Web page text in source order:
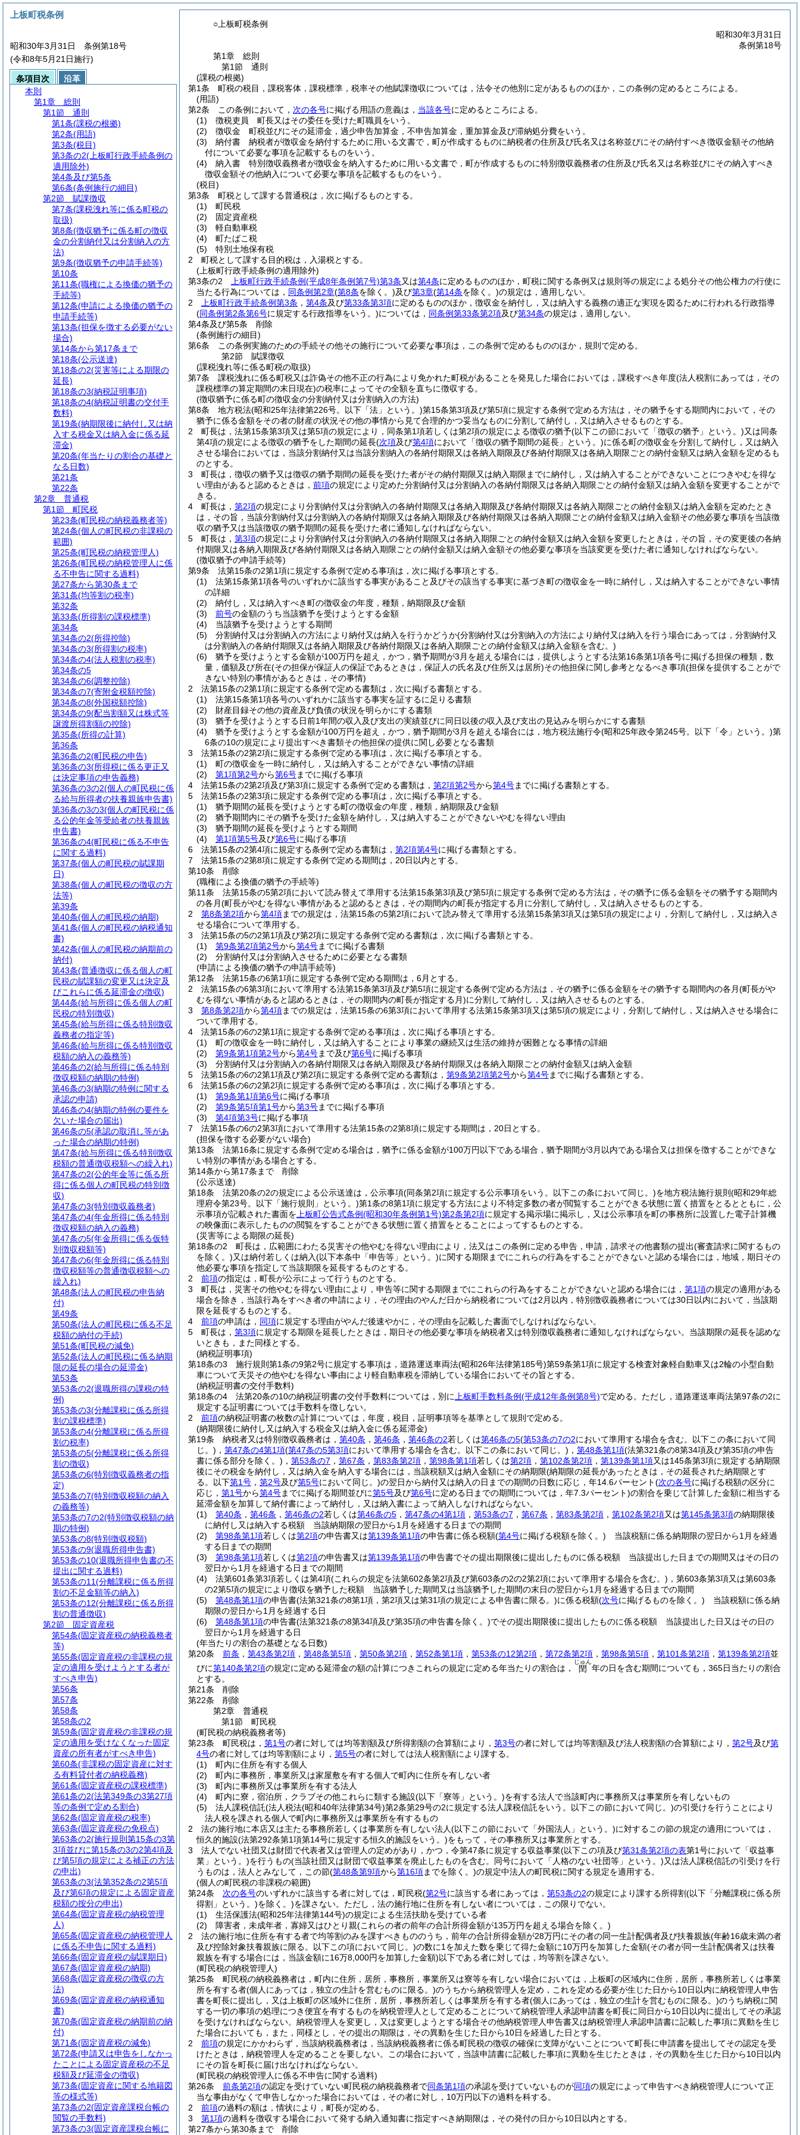
○上板町税条例
昭和30年3月31日
条例第18号
第1章
総則
第1節
通則
(課税の根拠)
第1条
町税の税目，課税客体，課税標準，税率その他賦課徴収については，法令その他別に定があるもののほか，この条例の定めるところによる。
(用語)
第2条
この条例において， 次の各号に掲げる用語の意義は， 当該各号に定めるところによる。
(1)
徴税吏員 町長又はその委任を受けた町職員をいう。
(2)
徴収金 町税並びにその延滞金，過少申告加算金，不申告加算金，重加算金及び滞納処分費をいう。
(3)
納付書 納税者が徴収金を納付するために用いる文書で，町が作成するものに納税者の住所及び氏名又は名称並びにその納付すべき徴収金額その他納
付について必要な事項を記載するものをいう。
(4)
納入書 特別徴収義務者が徴収金を納入するために用いる文書で，町が作成するものに特別徴収義務者の住所及び氏名又は名称並びにその納入すべき
徴収金額その他納入について必要な事項を記載するものをいう。
(税目)
第3条
町税として課する普通税は，次に掲げるものとする。
(1)
町民税
(2)
固定資産税
(3)
軽自動車税
(4)
町たばこ税
(5)
特別土地保有税
2
町税として課する目的税は，入湯税とする。
(上板町行政手続条例の適用除外)
第3条の2
上板町行政手続条例(平成8年条例第7号)第3条又は第4条に定めるもののほか，町税に関する条例又は規則等の規定による処分その他公権力の行使に
当たる行為については， 同条例第2章(第8条を除く。)及び第3章(第14条を除く。)の規定は，適用しない。
2
上板町行政手続条例第3条 ， 第4条及び第33条第3項に定めるもののほか，徴収金を納付し，又は納入する義務の適正な実現を図るために行われる行政指導
(同条例第2条第6号に規定する行政指導をいう。)については， 同条例第33条第2項及び第34条の規定は，適用しない。
第4条及び第5条
削除
(条例施行の細目)
第6条
この条例実施のための手続その他その施行について必要な事項は，この条例で定めるもののほか，規則で定める。
第2節
賦課徴収
(課税洩れ等に係る町税の取扱)
第7条
課税洩れに係る町税又は詐偽その他不正の行為により免かれた町税があることを発見した場合においては，課税すべき年度(法人税割にあっては，その
課税標準の算定期間の末日現在)の税率によってその全額を直ちに徴収する。
(徴収猶予に係る町の徴収金の分割納付又は分割納入の方法)
第8条
地方税法(昭和25年法律第226号。以下「法」という。)第15条第3項及び第5項に規定する条例で定める方法は，その猶予をする期間内において，その
猶予に係る金額をその者の財産の状況その他の事情から見て合理的かつ妥当なものに分割して納付し，又は納入させるものとする。
2
町長は，法第15条第3項又は第5項の規定により，同条第1項若しくは第2項の規定による徴収の猶予(以下この節において「徴収の猶予」という。)又は同条
第4項の規定による徴収の猶予をした期間の延長(次項及び第4項において「徴収の猶予期間の延長」という。)に係る町の徴収金を分割して納付し，又は納入
させる場合においては，当該分割納付又は当該分割納入の各納付期限又は各納入期限及び各納付期限又は各納入期限ごとの納付金額又は納入金額を定めるも
のとする。
3
町長は，徴収の猶予又は徴収の猶予期間の延長を受けた者がその納付期限又は納入期限までに納付し，又は納入することができないことにつきやむを得な
い理由があると認めるときは， 前項の規定により定めた分割納付又は分割納入の各納付期限又は各納入期限ごとの納付金額又は納入金額を変更することがで
きる。
4
町長は， 第2項の規定により分割納付又は分割納入の各納付期限又は各納入期限及び各納付期限又は各納入期限ごとの納付金額又は納入金額を定めたとき
は，その旨，当該分割納付又は分割納入の各納付期限又は各納入期限及び各納付期限又は各納入期限ごとの納付金額又は納入金額その他必要な事項を当該徴
収の猶予又は当該徴収の猶予期間の延長を受けた者に通知しなければならない。
5
町長は， 第3項の規定により分割納付又は分割納入の各納付期限又は各納入期限ごとの納付金額又は納入金額を変更したときは，その旨，その変更後の各納
付期限又は各納入期限及び各納付期限又は各納入期限ごとの納付金額又は納入金額その他必要な事項を当該変更を受けた者に通知しなければならない。
(徴収猶予の申請手続等)
第9条
法第15条の2第1項に規定する条例で定める事項は，次に掲げる事項とする。
(1)
法第15条第1項各号のいずれかに該当する事実があること及びその該当する事実に基づき町の徴収金を一時に納付し，又は納入することができない事情
の詳細
(2)
納付し，又は納入すべき町の徴収金の年度，種類，納期限及び金額
(3)
前号の金額のうち当該猶予を受けようとする金額
(4)
当該猶予を受けようとする期間
(5)
分割納付又は分割納入の方法により納付又は納入を行うかどうか(分割納付又は分割納入の方法により納付又は納入を行う場合にあっては，分割納付又
は分割納入の各納付期限又は各納入期限及び各納付期限又は各納入期限ごとの納付金額又は納入金額を含む。)
(6)
猶予を受けようとする金額が100万円を超え，かつ，猶予期間が3月を超える場合には，提供しようとする法第16条第1項各号に掲げる担保の種類，数
量，価額及び所在(その担保が保証人の保証であるときは，保証人の氏名及び住所又は居所)その他担保に関し参考となるべき事項(担保を提供することがで
きない特別の事情があるときは，その事情)
2
法第15条の2第1項に規定する条例で定める書類は，次に掲げる書類とする。
(1)
法第15条第1項各号のいずれかに該当する事実を証するに足りる書類
(2)
財産目録その他の資産及び負債の状況を明らかにする書類
(3)
猶予を受けようとする日前1年間の収入及び支出の実績並びに同日以後の収入及び支出の見込みを明らかにする書類
(4)
猶予を受けようとする金額が100万円を超え，かつ，猶予期間が3月を超える場合には，地方税法施行令(昭和25年政令第245号。以下「令」という。)第
6条の10の規定により提出すべき書類その他担保の提供に関し必要となる書類
3
法第15条の2第2項に規定する条例で定める事項は，次に掲げる事項とする。
(1)
町の徴収金を一時に納付し，又は納入することができない事情の詳細
(2)
第1項第2号から第6号までに掲げる事項
4
法第15条の2第2項及び第3項に規定する条例で定める書類は， 第2項第2号から第4号までに掲げる書類とする。
5
法第15条の2第3項に規定する条例で定める事項は，次に掲げる事項とする。
(1)
猶予期間の延長を受けようとする町の徴収金の年度，種類，納期限及び金額
(2)
猶予期間内にその猶予を受けた金額を納付し，又は納入することができないやむを得ない理由
(3)
猶予期間の延長を受けようとする期間
(4)
第1項第5号及び第6号に掲げる事項
6
法第15条の2第4項に規定する条例で定める書類は， 第2項第4号に掲げる書類とする。
7
法第15条の2第8項に規定する条例で定める期間は，20日以内とする。
第10条
削除
(職権による換価の猶予の手続等)
第11条
法第15条の5第2項において読み替えて準用する法第15条第3項及び第5項に規定する条例で定める方法は，その猶予に係る金額をその猶予する期間内
の各月(町長がやむを得ない事情があると認めるときは，その期間内の町長が指定する月に分割して納付し，又は納入させるものとする。
2
第8条第2項から第4項までの規定は，法第15条の5第2項において読み替えて準用する法第15条第3項又は第5項の規定により，分割して納付し，又は納入さ
せる場合について準用する。
3
法第15条の5の2第1項及び第2項に規定する条例で定める書類は，次に掲げる書類とする。
(1)
第9条第2項第2号から第4号までに掲げる書類
(2)
分割納付又は分割納入させるために必要となる書類
(申請による換価の猶予の申請手続等)
第12条
法第15条の6第1項に規定する条例で定める期間は，6月とする。
2
法第15条の6第3項において準用する法第15条第3項及び第5項に規定する条例で定める方法は，その猶予に係る金額をその猶予する期間内の各月(町長がや
むを得ない事情があると認めるときは，その期間内の町長が指定する月)に分割して納付し，又は納入させるものとする。
3
第8条第2項から第4項までの規定は，法第15条の6第3項において準用する法第15条第3項又は第5項の規定により，分割して納付し，又は納入させる場合に
ついて準用する。
4
法第15条の6の2第1項に規定する条例で定める事項は，次に掲げる事項とする。
(1)
町の徴収金を一時に納付し，又は納入することにより事業の継続又は生活の維持が困難となる事情の詳細
(2)
第9条第1項第2号から第4号まで及び第6号に掲げる事項
(3)
分割納付又は分割納入の各納付期限又は各納入期限及び各納付期限又は各納入期限ごとの納付金額又は納入金額
5
法第15条の6の2第1項及び第2項に規定する条例で定める書類は， 第9条第2項第2号から第4号までに掲げる書類とする。
6
法第15条の6の2第2項に規定する条例で定める事項は，次に掲げる事項とする。
(1)
第9条第1項第6号に掲げる事項
(2)
第9条第5項第1号から第3号までに掲げる事項
(3)
第4項第3号に掲げる事項
7
法第15条の6の2第3項において準用する法第15条の2第8項に規定する期間は，20日とする。
(担保を徴する必要がない場合)
第13条
法第16条に規定する条例で定める場合は，猶予に係る金額が100万円以下である場合，猶予期間が3月以内である場合又は担保を徴することができな
い特別の事情がある場合とする。
第14条から第17条まで
削除
(公示送達)
第18条
法第20条の2の規定による公示送達は，公示事項(同条第2項に規定する公示事項をいう。以下この条において同じ。)を地方税法施行規則 (昭和29年総
理府令第23号。以下「施行規則」という。)第1条の8第1項に規定する方法により不特定多数の者が閲覧することができる状態に置く措置をとるとともに，公
示事項が記載された書面を 上板町公告式条例(昭和30年条例第1号)第2条第2項に規定する掲示場に掲示し，又は公示事項を町の事務所に設置した電子計算機
の映像面に表示したものの閲覧をすることができる状態に置く措置をとることによってするものとする。
(災害等による期限の延長)
第18条の2
町長は，広範囲にわたる災害その他やむを得ない理由により，法又はこの条例に定める申告，申請，請求その他書類の提出(審査請求に関するもの
を除く。)又は納付若しくは納入(以下本条中「申告等」という。)に関する期限までにこれらの行為をすることができないと認める場合には，地域，期日その
他必要な事項を指定して当該期限を延長するものとする。
2
前項の指定は，町長が公示によって行うものとする。
3
町長は，災害その他やむを得ない理由により，申告等に関する期限までにこれらの行為をすることができないと認める場合には， 第1項の規定の適用がある
場合を除き，当該行為をすべき者の申請により，その理由のやんだ日から納税者については2月以内，特別徴収義務者については30日以内において，当該期
限を延長するものとする。
4
前項の申請は， 同項に規定する理由がやんだ後速やかに，その理由を記載した書面でしなければならない。
5
町長は， 第3項に規定する期限を延長したときは，期日その他必要な事項を納税者又は特別徴収義務者に通知しなければならない。 当該期限の延長を認めな
いときも，また同様とする。
(納税証明事項)
第18条の3
施行規則第1条の9第2号に規定する事項は，道路運送車両法(昭和26年法律第185号)第59条第1項に規定する検査対象軽自動車又は2輪の小型自動
車について天災その他やむを得ない事由により軽自動車税を滞納している場合においてその旨とする。
(納税証明書の交付手数料)
第18条の4
法第20条の10の納税証明書の交付手数料については，別に 上板町手数料条例(平成12年条例第8号)で定める。 ただし，道路運送車両法第97条の2に
規定する証明書については手数料を徴しない。
2
前項の納税証明書の枚数の計算については，年度，税目，証明事項等を基準として規則で定める。
(納期限後に納付し又は納入する税金又は納入金に係る延滞金)
第19条
納税者又は特別徴収義務者は， 第40条 ， 第46条 ， 第46条の2若しくは第46条の5(第53条の7の2において準用する場合を含む。以下この条において同
じ。) ， 第47条の4第1項(第47条の5第3項において準用する場合を含む。以下この条において同じ。) ， 第48条第1項(法第321条の8第34項及び第35項の申告
書に係る部分を除く。) ， 第53条の7 ， 第67条 ， 第83条第2項 ， 第98条第1項若しくは第2項 ， 第102条第2項 ， 第139条第1項又は145条第3項に規定する納期限
後にその税金を納付し，又は納入金を納入する場合には，当該税額又は納入金額にその納期限(納期限の延長があったときは，その延長された納期限とす
る。以下第1号 ， 第2号及び第5号において同じ。)の翌日から納付又は納入の日までの期間の日数に応じ，年14.6パーセント(次の各号に掲げる税額の区分に
応じ， 第1号から第4号までに掲げる期間並びに第5号及び第6号に定める日までの期間については，年7.3パーセント)の割合を乗じて計算した金額に相当する
延滞金額を加算して納付書によって納付し，又は納入書によって納入しなければならない。
(1)
第40条 ， 第46条 ， 第46条の2若しくは第46条の5 ， 第47条の4第1項 ， 第53条の7 ， 第67条 ， 第83条第2項 ， 第102条第2項又は第145条第3項の納期限後
に納付し又は納入する税額 当該納期限の翌日から1月を経過する日までの期間
(2)
第98条第1項若しくは第2項の申告書又は第139条第1項の申告書に係る税額(第4号に掲げる税額を除く。) 当該税額に係る納期限の翌日から1月を経過
する日までの期間
(3)
第98条第1項若しくは第2項の申告書又は第139条第1項の申告書でその提出期限後に提出したものに係る税額 当該提出した日までの期間又はその日の
翌日から1月を経過する日までの期間
(4)
法第601条第3項若しくは第4項(これらの規定を法第602条第2項及び第603条の2の2第2項において準用する場合を含む。) ，第603条第3項又は第603条
の2第5項の規定により徴収を猶予した税額 当該猶予した期間又は当該猶予した期間の末日の翌日から1月を経過する日までの期間
(5)
第48条第1項の申告書(法第321条の8第1項，第2項又は第31項の規定による申告書に限る。)に係る税額(次号に掲げるものを除く。) 当該税額に係る納
期限の翌日から1月を経過する日
(6)
第48条第1項の申告書(法第321条の8第34項及び第35項の申告書を除く。)でその提出期限後に提出したものに係る税額 当該提出した日又はその日の
翌日から1月を経過する日
(年当たりの割合の基礎となる日数)
第20条
前条 ， 第43条第2項 ， 第48条第5項 ， 第50条第2項 ， 第52条第1項 ， 第53条の12第2項 ， 第72条第2項 ， 第98条第5項 ， 第101条第2項 ， 第139条第2項並
びに第140条第2項の規定に定める延滞金の額の計算につきこれらの規定に定める年当たりの割合は， 閏
じゅん
年の日を含む期間についても，365日当たりの割合
とする。
第21条
削除
第22条
削除
第2章
普通税
第1節
町民税
(町民税の納税義務者等)
第23条
町民税は， 第1号の者に対しては均等割額及び所得割額の合算額により， 第3号の者に対しては均等割額及び法人税割額の合算額により， 第2号及び第
4号の者に対しては均等割額により， 第5号の者に対しては法人税割額により課する。
(1)
町内に住所を有する個人
(2)
町内に事務所，事業所又は家屋敷を有する個人で町内に住所を有しない者
(3)
町内に事務所又は事業所を有する法人
(4)
町内に寮，宿泊所，クラブその他これらに類する施設(以下「寮等」という。)を有する法人で当該町内に事務所又は事業所を有しないもの
(5)
法人課税信託(法人税法(昭和40年法律第34号)第2条第29号の2に規定する法人課税信託をいう。以下この節において同じ。)の引受けを行うことにより
法人税を課される個人で町内に事務所又は事業所を有するもの
2
法の施行地に本店又は主たる事務所若しくは事業所を有しない法人(以下この節において「外国法人」という。)に対するこの節の規定の適用については，
恒久的施設(法第292条第1項第14号に規定する恒久的施設をいう。)をもって，その事務所又は事業所とする。
3
法人でない社団又は財団で代表者又は管理人の定めがあり，かつ，令第47条に規定する収益事業(以下この項及び第31条第2項の表第1号において「収益事
業」という。)を行うもの(当該社団又は財団で収益事業を廃止したものを含む。同号において「人格のない社団等」という。)又は法人課税信託の引受けを行
うものは，法人とみなして，この節(第48条第9項から第16項までを除く。)の規定中法人の町民税に関する規定を適用する。
(個人の町民税の非課税の範囲)
第24条
次の各号のいずれかに該当する者に対しては，町民税(第2号に該当する者にあっては， 第53条の2の規定により課する所得割(以下「分離課税に係る所
得割」という。)を除く。)を課さない。 ただし，法の施行地に住所を有しない者については，この限りでない。
(1)
生活保護法(昭和25年法律第144号)の規定による生活扶助を受けている者
(2)
障害者，未成年者，寡婦又はひとり親(これらの者の前年の合計所得金額が135万円を超える場合を除く。)
2
法の施行地に住所を有する者で均等割のみを課すべきもののうち，前年の合計所得金額が28万円にその者の同一生計配偶者及び扶養親族(年齢16歳未満の者
及び控除対象扶養親族に限る。以下この項において同じ。)の数に1を加えた数を乗じて得た金額に10万円を加算した金額(その者が同一生計配偶者又は扶養
親族を有する場合には，当該金額に16万8,000円を加算した金額)以下である者に対しては，均等割を課さない。
(町民税の納税管理人)
第25条
町民税の納税義務者は，町内に住所，居所，事務所，事業所又は寮等を有しない場合においては，上板町の区域内に住所，居所，事務所若しくは事業
所を有する者(個人にあっては，独立の生計を営むものに限る。)のうちから納税管理人を定め，これを定める必要が生じた日から10日以内に納税管理人申告
書を町長に提出し，又は上板町の区域外に住所，居所，事務所若しくは事業所を有する者(個人にあっては，独立の生計を営むものに限る。)のうち納税に関
する一切の事項の処理につき便宜を有するものを納税管理人として定めることについて納税管理人承認申請書を町長に同日から10日以内に提出してその承認
を受けなければならない。 納税管理人を変更し，又は変更しようとする場合その他納税管理人申告書又は納税管理人承認申請書に記載した事項に異動を生じ
た場合においても，また，同様とし，その提出の期限は，その異動を生じた日から10日を経過した日とする。
2
前項の規定にかかわらず，当該納税義務者は，当該納税義務者に係る町民税の徴収の確保に支障がないことについて町長に申請書を提出してその認定を受
けたときは，納税管理人を定めることを要しない。
この場合において，当該申請書に記載した事項に異動を生じたときは，その異動を生じた日から10日以内
にその旨を町長に届け出なければならない。
(町民税の納税管理人に係る不申告に関する過料)
第26条
前条第2項の認定を受けていない町民税の納税義務者で同条第1項の承認を受けていないものが同項の規定によって申告すべき納税管理人について正
当な事由がなくて申告しなかった場合においては，その者に対し，10万円以下の過料を科する。
2
前項の過料の額は，情状により，町長が定める。
3
第1項の過料を徴収する場合において発する納入通知書に指定すべき納期限は，その発付の日から10日以内とする。
第27条から第30条まで
削除
上板町税条例
昭和30年3月31日 条例第18号
(令和8年5月21日施行)
条項目次
沿革
本則
第1章
総則
第1節
通則
第1条(課税の根拠)
第2条(用語)
第3条(税目)
第3条の2(上板町行政手続条例の
適用除外)
第4条及び第5条
第6条(条例施行の細目)
第2節
賦課徴収
第7条(課税洩れ等に係る町税の
取扱)
第8条(徴収猶予に係る町の徴収
金の分割納付又は分割納入の方
法)
第9条(徴収猶予の申請手続等)
第10条
第11条(職権による換価の猶予の
手続等)
第12条(申請による換価の猶予の
申請手続等)
第13条(担保を徴する必要がない
場合)
第14条から第17条まで
第18条(公示送達)
第18条の2(災害等による期限の
延長)
第18条の3(納税証明事項)
第18条の4(納税証明書の交付手
数料)
第19条(納期限後に納付し又は納
入する税金又は納入金に係る延
滞金)
第20条(年当たりの割合の基礎と
なる日数)
第21条
第22条
第2章
普通税
第1節
町民税
第23条(町民税の納税義務者等)
第24条(個人の町民税の非課税の
範囲)
第25条(町民税の納税管理人)
第26条(町民税の納税管理人に係
る不申告に関する過料)
第27条から第30条まで
第31条(均等割の税率)
第32条
第33条(所得割の課税標準)
第34条
第34条の2(所得控除)
第34条の3(所得割の税率)
第34条の4(法人税割の税率)
第34条の5
第34条の6(調整控除)
第34条の7(寄附金税額控除)
第34条の8(外国税額控除)
第34条の9(配当割額又は株式等
譲渡所得割額の控除)
第35条(所得の計算)
第36条
第36条の2(町民税の申告)
第36条の3(所得税に係る更正又
は決定事項の申告義務)
第36条の3の2(個人の町民税に係
る給与所得者の扶養親族申告書)
第36条の3の3(個人の町民税に係
る公的年金等受給者の扶養親族
申告書)
第36条の4(町民税に係る不申告
に関する過料)
第37条(個人の町民税の賦課期
日)
第38条(個人の町民税の徴収の方
法等)
第39条
第40条(個人の町民税の納期)
第41条(個人の町民税の納税通知
書)
第42条(個人の町民税の納期前の
納付)
第43条(普通徴収に係る個人の町
民税の賦課額の変更又は決定及
びこれらに係る延滞金の徴収)
第44条(給与所得に係る個人の町
民税の特別徴収)
第45条(給与所得に係る特別徴収
義務者の指定等)
第46条(給与所得に係る特別徴収
税額の納入の義務等)
第46条の2(給与所得に係る特別
徴収税額の納期の特例)
第46条の3(納期の特例に関する
承認の申請)
第46条の4(納期の特例の要件を
欠いた場合の届出)
第46条の5(承認の取消し等があ
った場合の納期の特例)
第47条(給与所得に係る特別徴収
税額の普通徴収税額への繰入れ)
第47条の2(公的年金等に係る所
得に係る個人の町民税の特別徴
収)
第47条の3(特別徴収義務者)
第47条の4(年金所得に係る特別
徴収税額の納入の義務)
第47条の5(年金所得に係る仮特
別徴収税額等)
第47条の6(年金所得に係る特別
徴収税額等の普通徴収税額への
繰入れ)
第48条(法人の町民税の申告納
付)
第49条
第50条(法人の町民税に係る不足
税額の納付の手続)
第51条(町民税の減免)
第52条(法人の町民税に係る納期
限の延長の場合の延滞金)
第53条
第53条の2(退職所得の課税の特
例)
第53条の3(分離課税に係る所得
割の課税標準)
第53条の4(分離課税に係る所得
割の税率)
第53条の5(分離課税に係る所得
割の徴収)
第53条の6(特別徴収義務者の指
定)
第53条の7(特別徴収税額の納入
の義務等)
第53条の7の2(特別徴収税額の納
期の特例)
第53条の8(特別徴収税額)
第53条の9(退職所得申告書)
第53条の10(退職所得申告書の不
提出に関する過料)
第53条の11(分離課税に係る所得
割の不足金額等の納入)
第53条の12(分離課税に係る所得
割の普通徴収)
第2節
固定資産税
第54条(固定資産税の納税義務者
等)
第55条(固定資産税の非課税の規
定の適用を受けようとする者が
すべき申告)
第56条
第57条
第58条
第58条の2
第59条(固定資産税の非課税の規
定の適用を受けなくなった固定
資産の所有者がすべき申告)
第60条(非課税の固定資産に対す
る有料貸付者の納税義務)
第61条(固定資産税の課税標準)
第61条の2(法第349条の3第27項
等の条例で定める割合)
第62条(固定資産税の税率)
第63条(固定資産税の免税点)
第63条の2(施行規則第15条の3第
3項並びに第15条の3の2第4項及
び第5項の規定による補正の方法
の申出)
第63条の3(法第352条の2第5項
及び第6項の規定による固定資産
税額の按分の申出)
第64条(固定資産税の納税管理
人)
第65条(固定資産税の納税管理人
に係る不申告に関する過料)
第66条(固定資産税の賦課期日)
第67条(固定資産税の納期)
第68条(固定資産税の徴収の方
法)
第69条(固定資産税の納税通知
書)
第70条(固定資産税の納期前の納
付)
第71条(固定資産税の減免)
第72条(申請又は申告をしなかっ
たことによる固定資産税の不足
税額及び延滞金の徴収)
第73条(固定資産に関する地籍図
等の様式等)
第73条の2(固定資産課税台帳の
閲覧の手数料)
第73条の3(固定資産課税台帳に